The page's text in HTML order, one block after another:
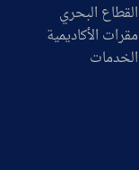
القطاع البحري
مقرات الأكاديمية
الخدمات